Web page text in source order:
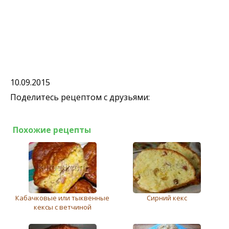
10.09.2015
Поделитесь рецептом с друзьями:
Похожие рецепты
Кабачковые или тыквенные
кексы с ветчиной
Сирний кекс